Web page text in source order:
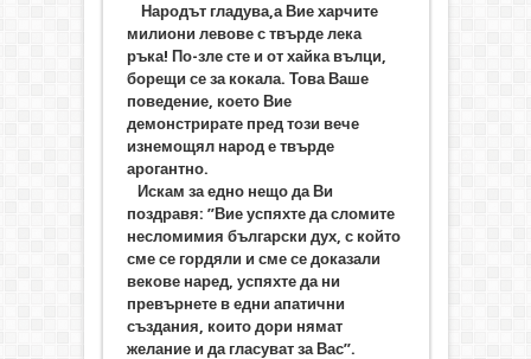
Народът гладува,а Вие харчите
милиони левове с твърде лека
ръка! По-зле сте и от хайка вълци,
борещи се за кокала. Това Ваше
поведение, което Вие
демонстрирате пред този вече
изнемощял народ е твърде
арогантно.
Искам за едно нещо да Ви
поздравя: ”Вие успяхте да сломите
несломимия български дух, с който
сме се гордяли и сме се доказали
векове наред, успяхте да ни
превърнете в едни апатични
създания, които дори нямат
желание и да гласуват за Вас”.